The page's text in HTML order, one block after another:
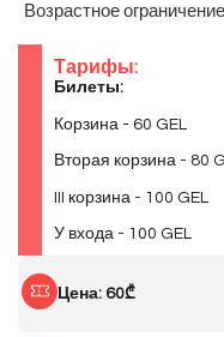
Возрастное
Тарифы:
Билеты:
Корзина - 60 GEL
Вторая корзина - 80
III корзина - 100 GEL
У входа - 100 GEL
Цена: 60₾